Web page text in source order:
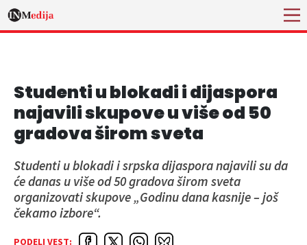
Studenti u blokadi i dijaspora
najavili skupove u više od 50
gradova širom sveta
Studenti u blokadi i srpska dijaspora najavili su da
će danas u više od 50 gradova širom sveta
organizovati skupove „Godinu dana kasnije – još
čekamo izbore“.
PODELI VEST: